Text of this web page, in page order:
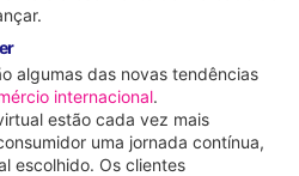
algumas das novas tendências
internacional.
estão cada vez mais
uma jornada contínua,
escolhido. Os clientes